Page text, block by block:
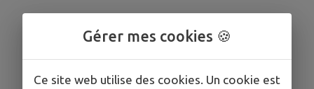
Gérer mes cookies 🍪
Ce site web utilise des cookies. Un cookie est